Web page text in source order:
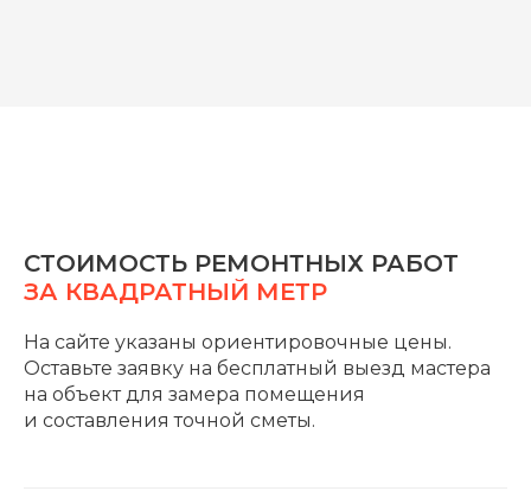
CТОИМОСТЬ РЕМОНТНЫХ РАБОТ
ЗА КВАДРАТНЫЙ МЕТР
На сайте указаны ориентировочные цены.
Оставьте заявку на бесплатный выезд мастера
на объект для замера помещения
и составления точной сметы.